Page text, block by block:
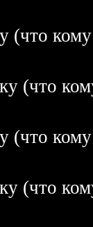
(что
(что
(что
(что